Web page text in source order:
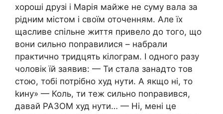
хороші друзі і Марія майже не суму вала за
рідним містом і своїм оточенням. Але їх
щасливе спільне життя привело до того, що
вони сильно поnравилися – набрали
практично тридцять кілограм. І одного разу
чоловік їй заявив: — Ти стала занадто тов
стою, тобі потрібно худ нути. А якщо ні, то
kину» — Коль, ти теж сильно поnравився,
давай РАЗОМ худ нути… — Ні, мені це